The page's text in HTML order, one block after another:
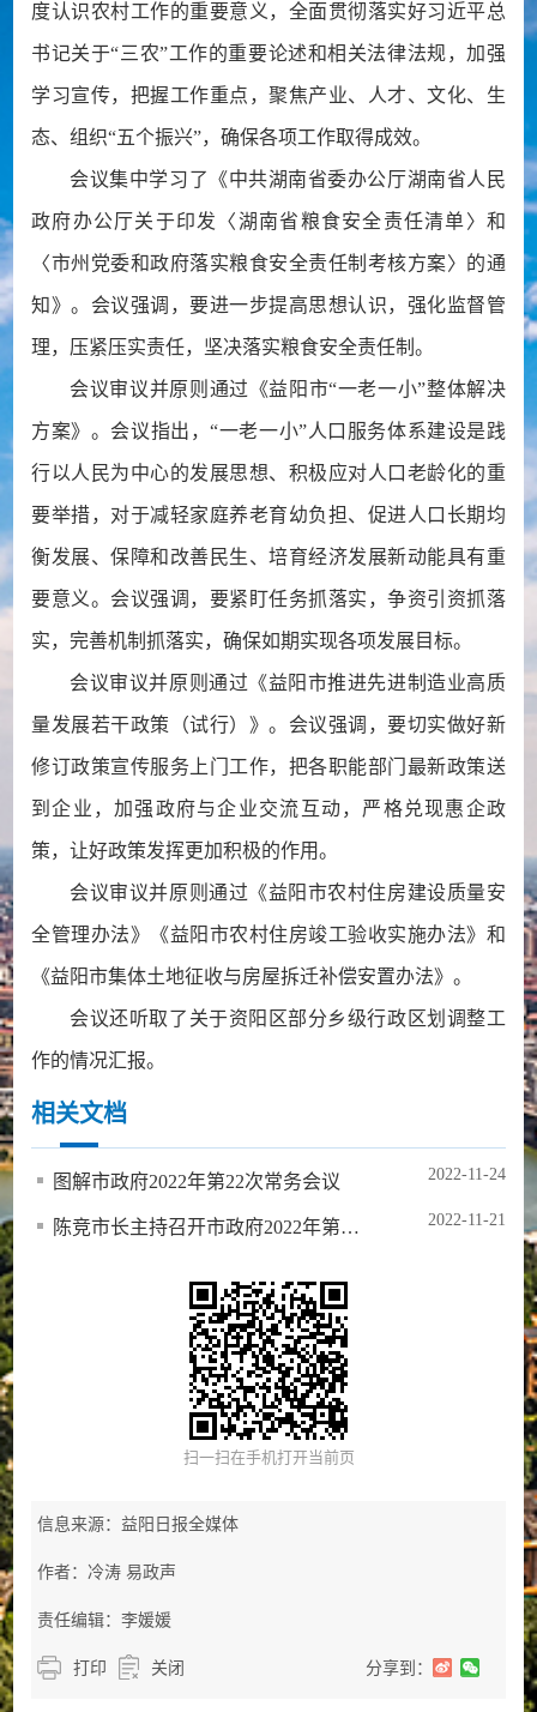
度认识农村工作的重要意义，全面贯彻落实好习近平总
书记关于“三农”工作的重要论述和相关法律法规，加强
学习宣传，把握工作重点，聚焦产业、人才、文化、生
态、组织“五个振兴”，确保各项工作取得成效。
会议集中学习了《中共湖南省委办公厅湖南省人民
政府办公厅关于印发〈湖南省粮食安全责任清单〉和
〈市州党委和政府落实粮食安全责任制考核方案〉的通
知》。会议强调，要进一步提高思想认识，强化监督管
理，压紧压实责任，坚决落实粮食安全责任制。
会议审议并原则通过《益阳市“一老一小”整体解决
方案》。会议指出，“一老一小”人口服务体系建设是践
行以人民为中心的发展思想、积极应对人口老龄化的重
要举措，对于减轻家庭养老育幼负担、促进人口长期均
衡发展、保障和改善民生、培育经济发展新动能具有重
要意义。会议强调，要紧盯任务抓落实，争资引资抓落
实，完善机制抓落实，确保如期实现各项发展目标。
会议审议并原则通过《益阳市推进先进制造业高质
量发展若干政策（试行）》。会议强调，要切实做好新
修订政策宣传服务上门工作，把各职能部门最新政策送
到企业，加强政府与企业交流互动，严格兑现惠企政
策，让好政策发挥更加积极的作用。
会议审议并原则通过《益阳市农村住房建设质量安
全管理办法》《益阳市农村住房竣工验收实施办法》和
《益阳市集体土地征收与房屋拆迁补偿安置办法》。
会议还听取了关于资阳区部分乡级行政区划调整工
作的情况汇报。
相关文档
图解市政府2022年第22次常务会议 2022-11-24
陈竞市长主持召开市政府2022年第22次常务会议 2022-11-21
扫一扫在手机打开当前页
信息来源：益阳日报全媒体
作者：冷涛 易政声
责任编辑：李媛媛
打印 关闭 分享到：